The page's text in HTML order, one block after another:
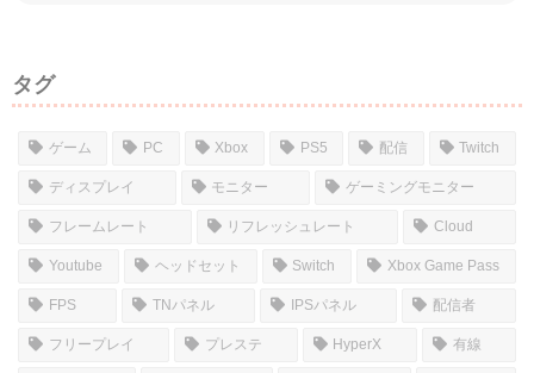
タグ
ゲーム PC Xbox PS5 配信 Twitch
ディスプレイ モニター ゲーミングモニター
フレームレート リフレッシュレート Cloud
Youtube ヘッドセット Switch Xbox Game Pass
FPS TNパネル IPSパネル 配信者
フリープレイ プレステ HyperX 有線